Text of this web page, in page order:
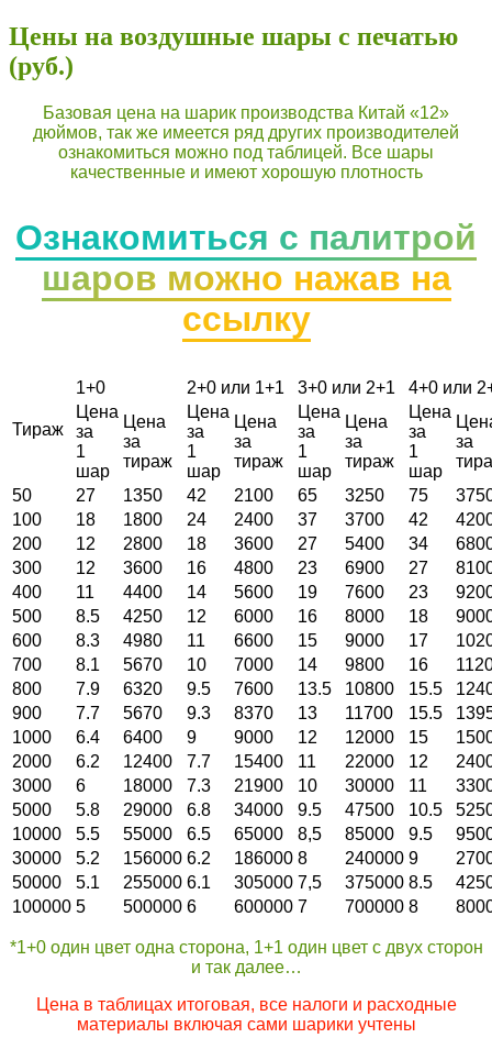
Цены на воздушные шары с печатью
(руб.)
Базовая цена на шарик производства Китай «12»
дюймов, так же имеется ряд других производителей
ознакомиться можно под таблицей. Все шары
качественные и имеют хорошую плотность
Ознакомиться с палитрой
шаров можно нажав на
ссылку
Тираж
1+0 2+0 или 1+1 3+0 или 2+1
4+0 или
Цена
за
1
шар
Цена
за
тираж
Цена
за
1
шар
Цена
за
тираж
Цена
за
1
шар
Цена
за
тираж
Цена
за
1
шар
за
50
27 1350 42 2100 65 3250 75
100
18 1800 24 2400 37 3700 42
200
12 2800 18 3600 27 5400 34
300
12 3600 16 4800 23 6900 27
400
11 4400 14 5600 19 7600 23
500
8.5 4250 12 6000 16 8000 18
600
8.3 4980 11 6600 15 9000 17
700
8.1 5670 10 7000 14 9800 16
800
7.9 6320 9.5 7600 13.5 10800 15.5
900
7.7 5670 9.3 8370 13 11700 15.5
1000
6.4 6400 9 9000 12 12000 15
2000
6.2 12400 7.7 15400 11 22000 12
3000
6 18000 7.3 21900 10 30000 11
5000
5.8 29000 6.8 34000 9.5 47500 10.5
10000
5.5 55000 6.5 65000 8,5 85000 9.5
30000
5.2 156000 6.2 186000 8 240000 9
50000
5.1 255000 6.1 305000 7,5 375000 8.5
100000 5 500000 6 600000 7 700000 8
*1+0 один цвет одна сторона, 1+1 один цвет с двух сторон
и так далее…
Цена в таблицах итоговая, все налоги и расходные
материалы включая сами шарики учтены